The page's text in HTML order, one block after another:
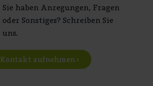
Sie haben Anregungen, Fragen
oder Sonstiges? Schreiben Sie
uns.
Kontakt aufnehmen ›